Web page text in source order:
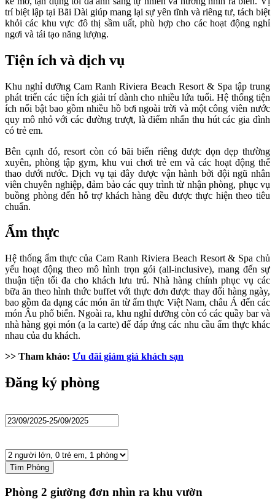
trí biệt lập tại Bãi Dài giúp mang lại sự yên tĩnh và riêng tư, tách biệt
khỏi các khu vực đô thị sầm uất, phù hợp cho các hoạt động nghỉ
ngơi và tái tạo năng lượng.
Tiện ích và dịch vụ
Khu nghỉ dưỡng Cam Ranh Riviera Beach Resort & Spa tập trung
phát triển các tiện ích giải trí dành cho nhiều lứa tuổi. Hệ thống tiện
ích nổi bật bao gồm nhiều hồ bơi ngoài trời và một công viên nước
quy mô nhỏ với các đường trượt, là điểm nhấn thu hút các gia đình
có trẻ em.
Bên cạnh đó, resort còn có bãi biển riêng được dọn dẹp thường
xuyên, phòng tập gym, khu vui chơi trẻ em và các hoạt động thể
thao dưới nước. Dịch vụ tại đây được vận hành bởi đội ngũ nhân
viên chuyên nghiệp, đảm bảo các quy trình từ nhận phòng, phục vụ
buồng phòng đến hỗ trợ khách hàng đều được thực hiện theo tiêu
chuẩn.
Ẩm thực
Hệ thống ẩm thực của Cam Ranh Riviera Beach Resort & Spa chủ
yếu hoạt động theo mô hình trọn gói (all-inclusive), mang đến sự
thuận tiện tối đa cho khách lưu trú. Nhà hàng chính phục vụ các
bữa ăn theo hình thức buffet với thực đơn được thay đổi hàng ngày,
bao gồm đa dạng các món ăn từ ẩm thực Việt Nam, châu Á đến các
món Âu phổ biến. Ngoài ra, khu nghỉ dưỡng còn có các quầy bar và
nhà hàng gọi món (a la carte) để đáp ứng các nhu cầu ẩm thực khác
nhau của du khách.
>> Tham khảo: Ưu đãi giảm giá khách sạn
Đăng ký phòng
Tìm Phòng
Phòng 2 giường đơn nhìn ra khu vườn